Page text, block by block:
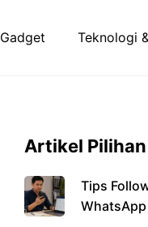
Gadget Teknologi
Artikel Pilihan
Tips